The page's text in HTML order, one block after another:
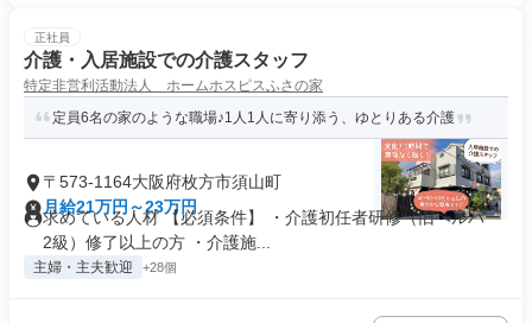
正社員
介護・入居施設での介護スタッフ
特定非営利活動法人 ホームホスピスふさの家
定員6名の家のような職場♪1人1人に寄り添う、ゆとりある介護
〒573-1164大阪府枚方市須山町
月給21万円～23万円
求めている人材 【必須条件】 ・介護初任者研修（旧ヘルパー
2級）修了以上の方 ・介護施...
主婦・主夫歓迎 +28個